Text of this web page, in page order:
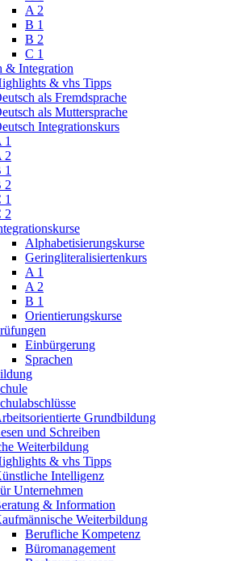
A 2
B 1
B 2
C 1
& Integration
& vhs Tipps
als Fremdsprache
als Muttersprache
Integrationskurs
1
2
1
2
1
2
Alphabetisierungskurse
Geringliteralisiertenkurs
A 1
A 2
B 1
Orientierungskurse
Einbürgerung
Sprachen
Grundbildung
und Schreiben
Weiterbildung
& vhs Tipps
Intelligenz
Unternehmen
& Information
Weiterbildung
Berufliche Kompetenz
Büromanagement